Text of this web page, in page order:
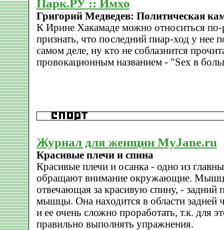
Парк.РУ :: Имхо
Григорий Медведев: Политическая
К Ирине Хакамаде можно относиться по-
признать, что последний пиар-ход у нее
самом деле, ну кто не соблазнится
провокационным названием - "Sex в
Журнал для женщин MyJane.ru
Красивые плечи и спина
Красивые плечи и осанка - одно из
обращают внимание окружающие.
отвечающая за красивую спину, - задний
мышцы. Она находится в области задней
и ее очень сложно проработать, т.к. для
правильно выполнять упражнения.